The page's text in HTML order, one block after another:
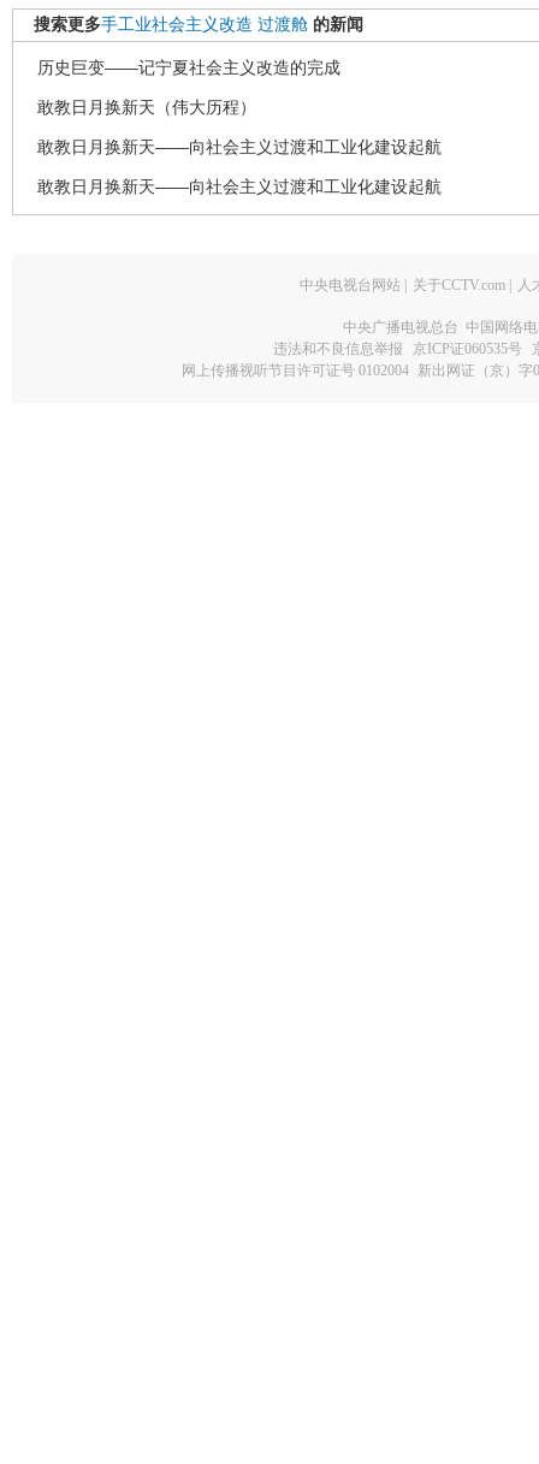
搜索更多手工业社会主义改造 过渡舱 的新闻
历史巨变——记宁夏社会主义改造的完成
敢教日月换新天（伟大历程）
敢教日月换新天——向社会主义过渡和工业化建设起航
敢教日月换新天——向社会主义过渡和工业化建设起航
中央电视台网站 | 关于CCTV.com | 人
中央广播电视总台 中国网络
违法和不良信息举报
京ICP证060535号
网上传播视听节目许可证号 0102004 新出网证（京）